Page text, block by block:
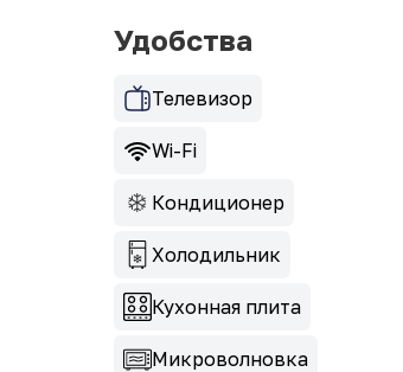
Удобства
Телевизор
Wi-Fi
Кондиционер
Холодильник
Кухонная плита
Микроволновка